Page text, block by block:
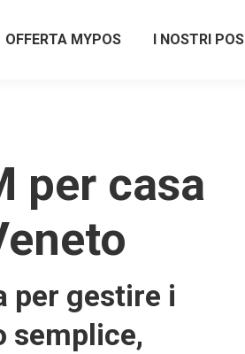
OFFERTA MYPOS I NOSTRI POS
per casa
per gestire i
semplice,